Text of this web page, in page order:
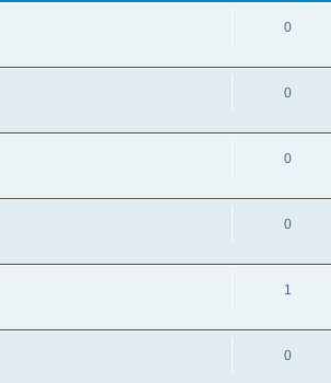
0
0
0
0
1
0